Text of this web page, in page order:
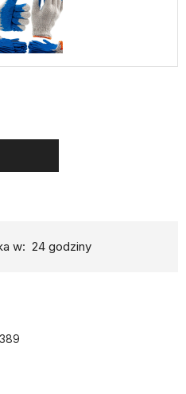
w: 24 godziny